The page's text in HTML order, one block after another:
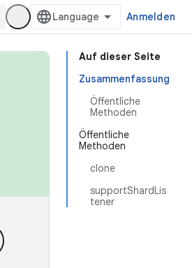
Anmelden
Auf dieser Seite
Zusammenfassung
Öffentliche
Methoden
Öffentliche
Methoden
clone
supportShardLis
tener